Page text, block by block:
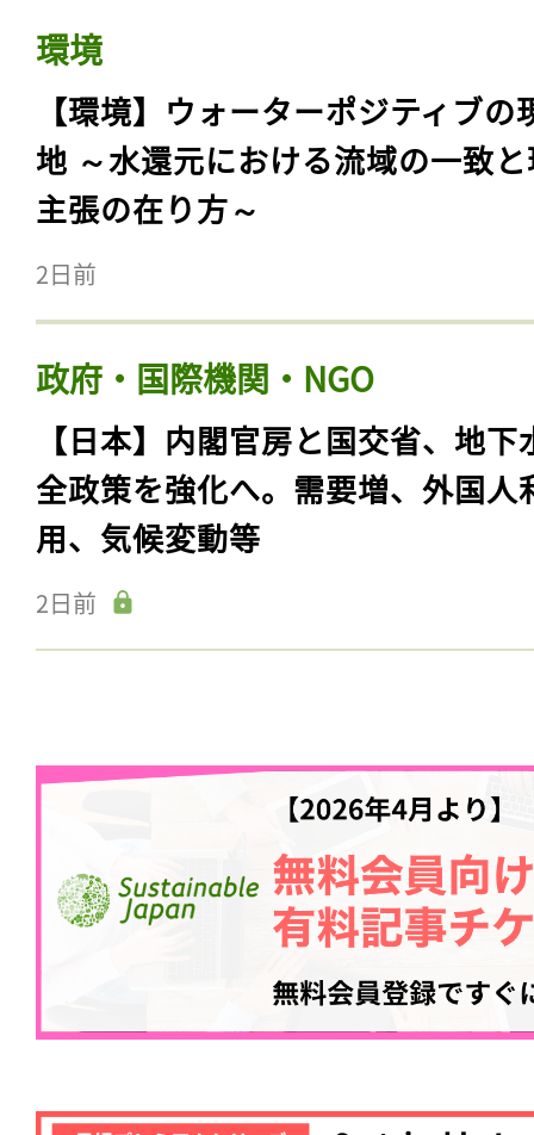
環境
【環境】ウォーターポジティブの
地 ～水還元における流域の一致
主張の在り方～
2日前
政府・国際機関・NGO
【日本】内閣官房と国交省、地下
全政策を強化へ。需要増、外国人
用、気候変動等
2日前